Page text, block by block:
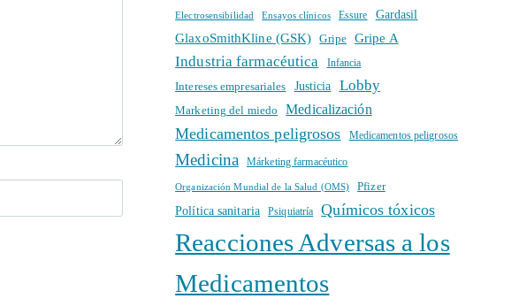
Electrosensibilidad Ensayos clínicos Essure Gardasil
GlaxoSmithKline (GSK) Gripe Gripe A
Industria farmacéutica Infancia
Intereses empresariales Justicia Lobby
Marketing del miedo Medicalización
Medicamentos peligrosos Medicamentos peligrosos
Medicina Márketing farmacéutico
Organización Mundial de la Salud (OMS) Pfizer
Política sanitaria Psiquiatría Químicos tóxicos
Reacciones Adversas a los
Medicamentos